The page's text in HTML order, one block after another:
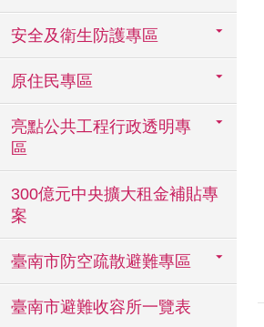
安全及衛生防護專區
原住民專區
亮點公共工程行政透明專
區
300億元中央擴大租金補貼專
案
臺南市防空疏散避難專區
臺南市避難收容所一覽表